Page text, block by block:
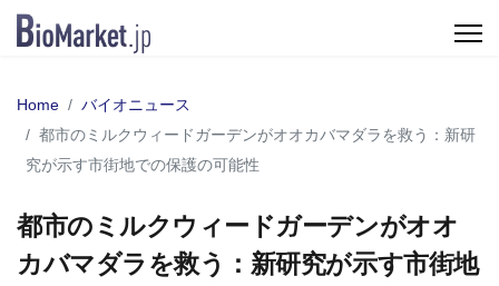
Home
バイオニュース
都市のミルクウィードガーデンがオオカバマダラを救う：新研
究が示す市街地での保護の可能性
都市のミルクウィードガーデンがオオ
カバマダラを救う：新研究が示す市街地